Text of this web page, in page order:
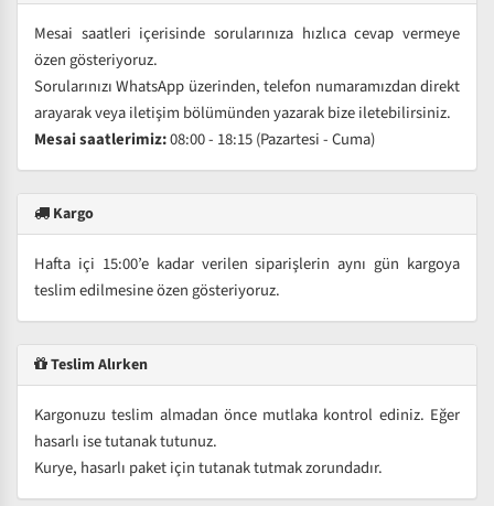
Mesai saatleri içerisinde sorularınıza hızlıca cevap vermeye
özen gösteriyoruz.
Sorularınızı WhatsApp üzerinden, telefon numaramızdan direkt
arayarak veya iletişim bölümünden yazarak bize iletebilirsiniz.
Mesai saatlerimiz:08:00 - 18:15 (Pazartesi - Cuma)
Kargo
Hafta içi 15:00’e kadar verilen siparişlerin aynı gün kargoya
teslim edilmesine özen gösteriyoruz.
Teslim Alırken
Kargonuzu teslim almadan önce mutlaka kontrol ediniz. Eğer
hasarlı ise tutanak tutunuz.
Kurye, hasarlı paket için tutanak tutmak zorundadır.